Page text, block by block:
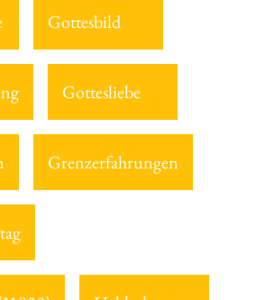
Gottesbild
Gottesliebe
Grenzerfahrungen